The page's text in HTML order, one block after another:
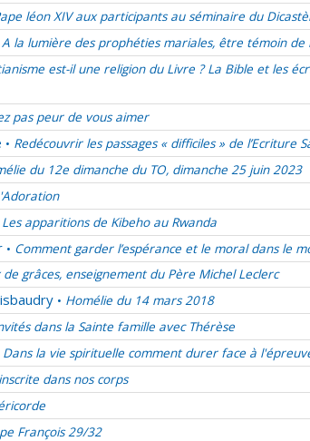
léon XIV aux participants au séminaire du
A la lumière des prophéties mariales, être témoin de
est-il une religion du Livre ? La Bible et les
pas peur de vous aimer
• Redécouvrir les passages « difficiles » de
du 12e dimanche du TO, dimanche 25 juin 2023
Les apparitions de Kibeho au Rwanda
• Comment garder l’espérance et le moral dans le
grâces, enseignement du Père Michel Leclerc
• Homélie du 14 mars 2018
dans la Sainte famille avec Thérèse
Dans la vie spirituelle comment durer face à
dans nos corps
François 29/32